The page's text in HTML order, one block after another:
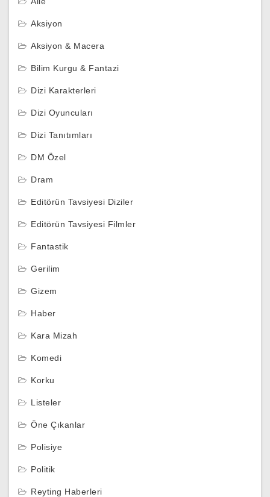
Aksiyon
Aksiyon & Macera
Bilim Kurgu & Fantazi
Dizi Karakterleri
Dizi Oyuncuları
Dizi Tanıtımları
DM Özel
Dram
Editörün Tavsiyesi Diziler
Editörün Tavsiyesi Filmler
Fantastik
Gerilim
Gizem
Haber
Kara Mizah
Komedi
Korku
Listeler
Öne Çıkanlar
Polisiye
Politik
Reyting Haberleri